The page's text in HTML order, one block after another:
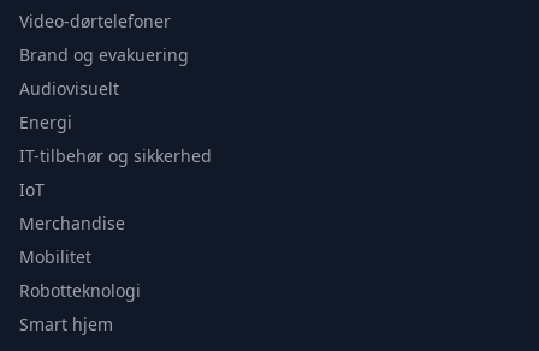
Video-dørtelefoner
Brand og evakuering
Audiovisuelt
Energi
IT-tilbehør og sikkerhed
IoT
Merchandise
Mobilitet
Robotteknologi
Smart hjem